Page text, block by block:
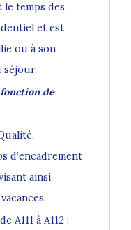
temps des
et est
ou à son
séjour.
de
d’encadrement
ainsi
A111 à A112 :